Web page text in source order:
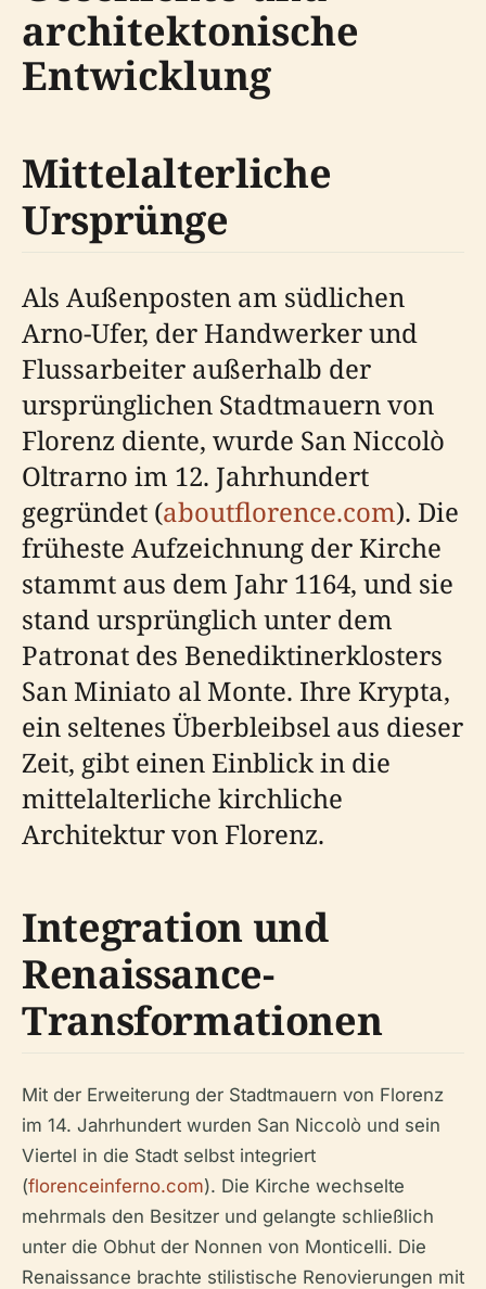
architektonische
Entwicklung
Mittelalterliche
Ursprünge
Als Außenposten am südlichen
Arno-Ufer, der Handwerker und
Flussarbeiter außerhalb der
ursprünglichen Stadtmauern von
Florenz diente, wurde San Niccolò
Oltrarno im 12. Jahrhundert
gegründet (aboutflorence.com). Die
früheste Aufzeichnung der Kirche
stammt aus dem Jahr 1164, und sie
stand ursprünglich unter dem
Patronat des Benediktinerklosters
San Miniato al Monte. Ihre Krypta,
ein seltenes Überbleibsel aus dieser
Zeit, gibt einen Einblick in die
mittelalterliche kirchliche
Architektur von Florenz.
Integration und
Renaissance-
Transformationen
Mit der Erweiterung der Stadtmauern von Florenz
im 14. Jahrhundert wurden San Niccolò und sein
Viertel in die Stadt selbst integriert
(florenceinferno.com). Die Kirche wechselte
mehrmals den Besitzer und gelangte schließlich
unter die Obhut der Nonnen von Monticelli. Die
Renaissance brachte stilistische Renovierungen mit